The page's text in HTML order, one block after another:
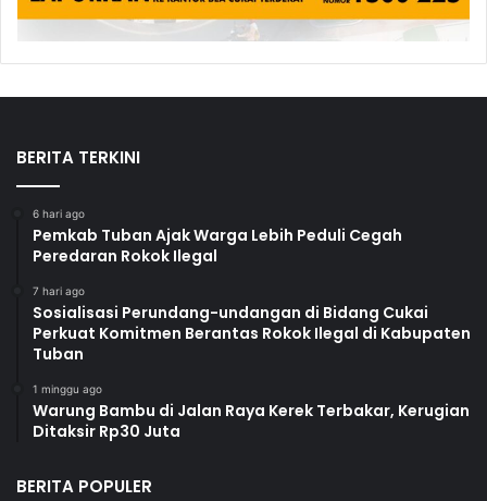
BERITA TERKINI
6 hari ago
Pemkab Tuban Ajak Warga Lebih Peduli Cegah
Peredaran Rokok Ilegal
7 hari ago
Sosialisasi Perundang-undangan di Bidang Cukai
Perkuat Komitmen Berantas Rokok Ilegal di Kabupaten
Tuban
1 minggu ago
Warung Bambu di Jalan Raya Kerek Terbakar, Kerugian
Ditaksir Rp30 Juta
BERITA POPULER